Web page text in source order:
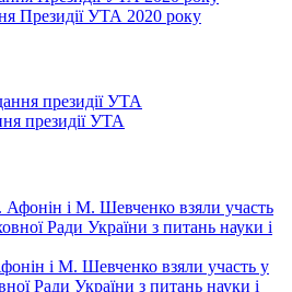
Президії УТА 2020 року
президії УТА
і М. Шевченко взяли участь у
Ради України з питань науки і